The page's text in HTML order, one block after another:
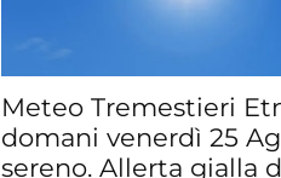
Meteo Tremestieri
domani venerdì 25
sereno. Allerta gialla